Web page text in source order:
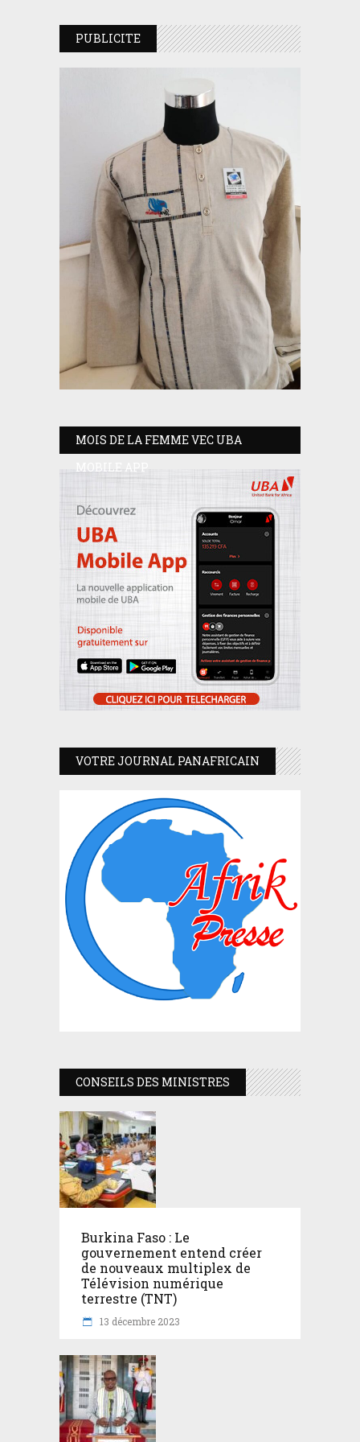
PUBLICITE
MOIS DE LA FEMME VEC UBA
MOBILE APP
VOTRE JOURNAL PANAFRICAIN
CONSEILS DES MINISTRES
Burkina Faso : Le
gouvernement entend créer
de nouveaux multiplex de
Télévision numérique
terrestre (TNT)
13 décembre 2023